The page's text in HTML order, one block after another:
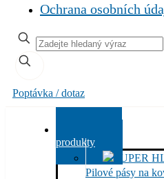
Ochrana osobních
Poptávka / dotaz
produkty
Pilové pásy na